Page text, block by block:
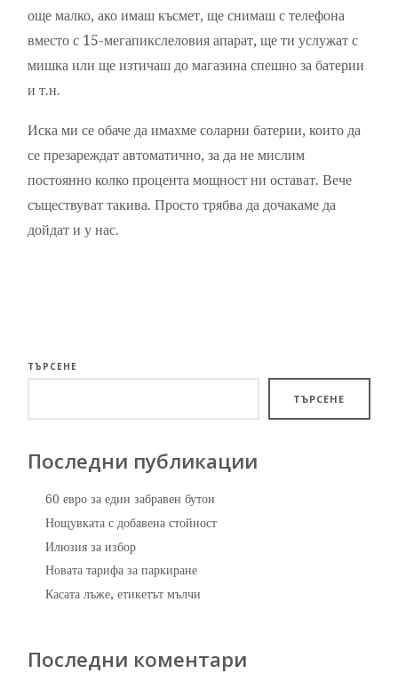
още малко, ако имаш късмет, ще снимаш с телефона
вместо с 15-мегапикслеловия апарат, ще ти услужат с
мишка или ще изтичаш до магазина спешно за батерии
и т.н.
Иска ми се обаче да имахме соларни батерии, които да
се презареждат автоматично, за да не мислим
постоянно колко процента мощност ни остават. Вече
съществуват такива. Просто трябва да дочакаме да
дойдат и у нас.
ТЪРСЕНЕ
ТЪРСЕНЕ
Последни публикации
60 евро за един забравен бутон
Нощувката с добавена стойност
Илюзия за избор
Новата тарифа за паркиране
Касата лъже, етикетът мълчи
Последни коментари